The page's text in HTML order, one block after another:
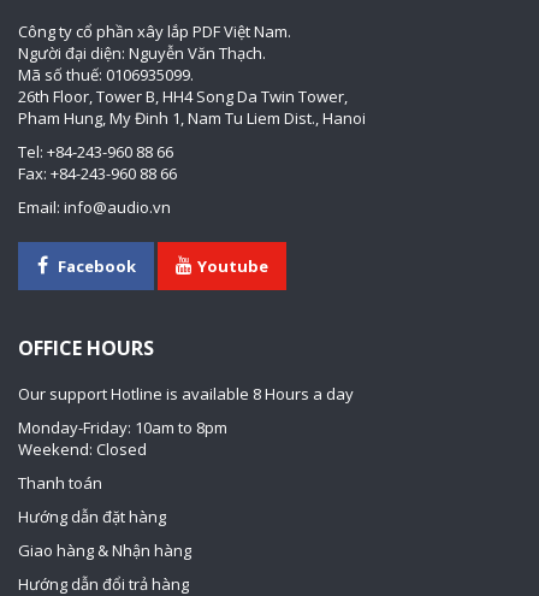
Công ty cổ phần xây lắp PDF Việt Nam.
Người đại diện: Nguyễn Văn Thạch.
Mã số thuế: 0106935099.
26th Floor, Tower B, HH4 Song Da Twin Tower,
Pham Hung, My Đinh 1, Nam Tu Liem Dist., Hanoi
Tel: +84-243-960 88 66
Fax: +84-243-960 88 66
Email: info@audio.vn
Facebook Youtube
OFFICE HOURS
Our support Hotline is available 8 Hours a day
Monday-Friday: 10am to 8pm
Weekend: Closed
Thanh toán
Hướng dẫn đặt hàng
Giao hàng & Nhận hàng
Hướng dẫn đổi trả hàng